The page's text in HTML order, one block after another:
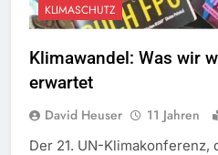
KLIMASCHUTZ
Klimawandel: Was wir
erwartet
David Heuser 11 Jahren
Der 21. UN-Klimakonferenz,